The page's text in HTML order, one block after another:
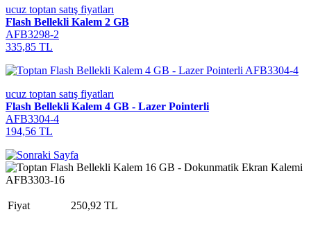
ucuz toptan satış fiyatları
Flash Bellekli Kalem 2 GB
AFB3298-2
335,85 TL
ucuz toptan satış fiyatları
Flash Bellekli Kalem 4 GB - Lazer Pointerli
AFB3304-4
194,56 TL
Fiyat 250,92 TL